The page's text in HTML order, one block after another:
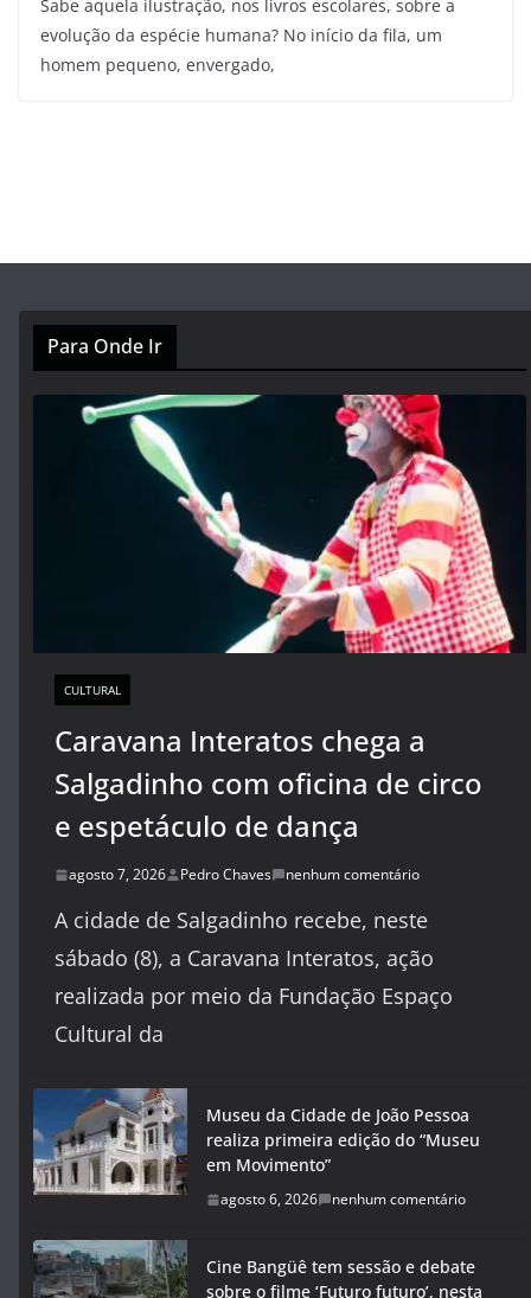
Sabe aquela ilustração, nos livros escolares, sobre a
evolução da espécie humana? No início da fila, um
homem pequeno, envergado,
Para Onde Ir
CULTURAL
Caravana Interatos chega a
Salgadinho com oficina de circo
e espetáculo de dança
agosto 7, 2026 Pedro Chaves nenhum comentário
A cidade de Salgadinho recebe, neste
sábado (8), a Caravana Interatos, ação
realizada por meio da Fundação Espaço
Cultural da
Museu da Cidade de João Pessoa
realiza primeira edição do “Museu
em Movimento”
agosto 6, 2026 nenhum comentário
Cine Bangüê tem sessão e debate
sobre o filme ‘Futuro futuro’, nesta